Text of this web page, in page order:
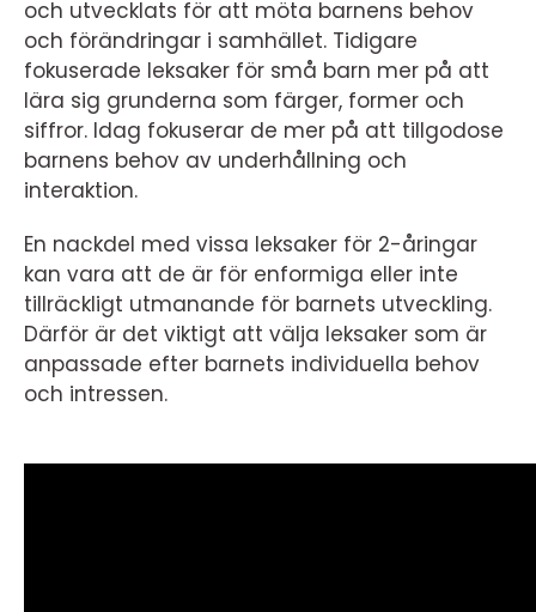
och utvecklats för att möta barnens behov
och förändringar i samhället. Tidigare
fokuserade leksaker för små barn mer på att
lära sig grunderna som färger, former och
siffror. Idag fokuserar de mer på att tillgodose
barnens behov av underhållning och
interaktion.
En nackdel med vissa leksaker för 2-åringar
kan vara att de är för enformiga eller inte
tillräckligt utmanande för barnets utveckling.
Därför är det viktigt att välja leksaker som är
anpassade efter barnets individuella behov
och intressen.